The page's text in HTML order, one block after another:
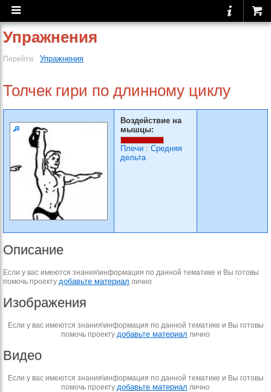
Упражнения
Перейти: Упражнения
Толчек гири по длинному циклу
Воздействие на
мышцы:
Плечи : Средняя
дельта
Описание
Если у вас имеются знания\информация по данной тематике и Вы готовы
помочь проекту добавьте материал лично
Изображения
Если у вас имеются знания\информация по данной тематике и Вы готовы
помочь проекту добавьте материал лично
Видео
Если у вас имеются знания\информация по данной тематике и Вы готовы
помочь проекту добавьте материал лично